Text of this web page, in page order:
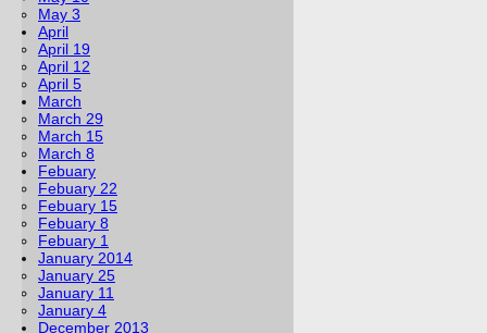
May 3
April
April 19
April 12
April 5
March
March 29
March 15
March 8
Febuary
Febuary 22
Febuary 15
Febuary 8
Febuary 1
January 2014
January 25
January 11
January 4
December 2013